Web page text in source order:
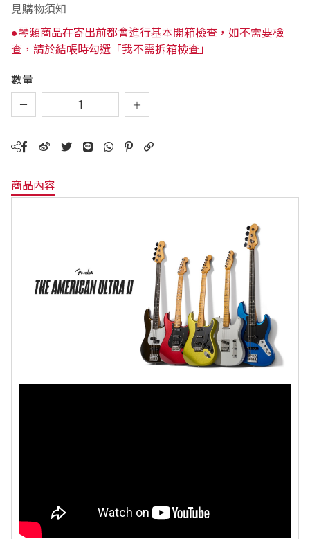
見購物須知
●琴類商品在寄出前都會進行基本開箱檢查，如不需要檢
查，請於結帳時勾選「我不需拆箱檢查」
數量
商品內容